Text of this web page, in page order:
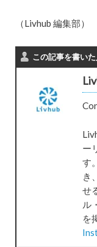
（Livhub 編集部）
この記事を書いた
ー
す
き
せ
ル
を